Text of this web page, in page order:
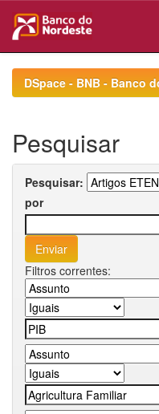
navigationDSpace - BNB - Banco
Pesquisar
Pesquisar:
por
Filtros correntes: